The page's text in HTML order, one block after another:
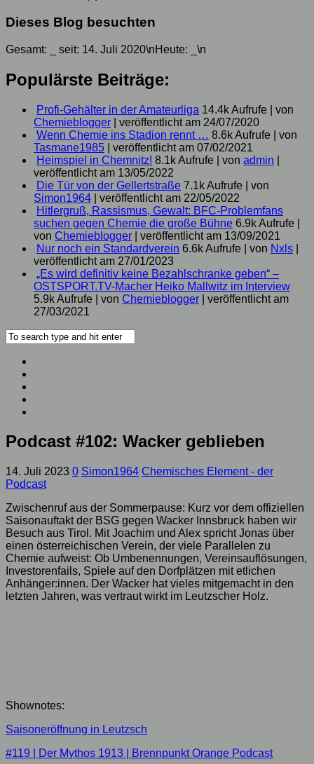
Dieses Blog besuchten
Gesamt: seit: 14. Juli 2020\nHeute: \n
Populärste Beiträge:
Profi-Gehälter in der Amateurliga 14.4k Aufrufe
von
Chemieblogger
veröffentlicht am 24/07/2020
Wenn Chemie ins Stadion rennt … 8.6k Aufrufe
von
Tasmane1985
veröffentlicht am 07/02/2021
Heimspiel in Chemnitz! 8.1k Aufrufe von admin
veröffentlicht am 13/05/2022
Die Tür von der Gellertstraße 7.1k Aufrufe
von
Simon1964
veröffentlicht am 22/05/2022
Hitlergruß, Rassismus, Gewalt: BFC-Problemfans
suchen gegen Chemie die große Bühne 6.9k Aufrufe
von Chemieblogger
veröffentlicht am 13/09/2021
Nur noch ein Standardverein 6.6k Aufrufe von Nxls
veröffentlicht am 27/01/2023
„Es wird definitiv keine Bezahlschranke geben“ –
OSTSPORT.TV-Macher Heiko Mallwitz im Interview
5.9k Aufrufe
von Chemieblogger
veröffentlicht am
27/03/2021
Podcast #102: Wacker geblieben
14. Juli 2023 0 Simon1964 Chemisches Element - der
Podcast
Zwischenruf aus der Sommerpause: Kurz vor dem offiziellen
Saisonauftakt der BSG gegen Wacker Innsbruck haben wir
Besuch aus Tirol. Mit Joachim und Alex spricht Jonas über
einen österreichischen Verein, der viele Parallelen zu
Chemie aufweist: Ob Umbenennungen, Vereinsauflösungen,
Investorenfails, Spiele auf den Dorfplätzen mit etlichen
Anhänger:innen. Der Wacker hat vieles mitgemacht in den
letzten Jahren, was vertraut wirkt im Leutzscher Holz.
Shownotes:
Saisoneröffnung in Leutzsch
#119 | Der Mythos 1913 | Brennpunkt Orange Podcast